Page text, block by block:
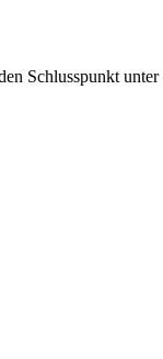
Schlusspunkt